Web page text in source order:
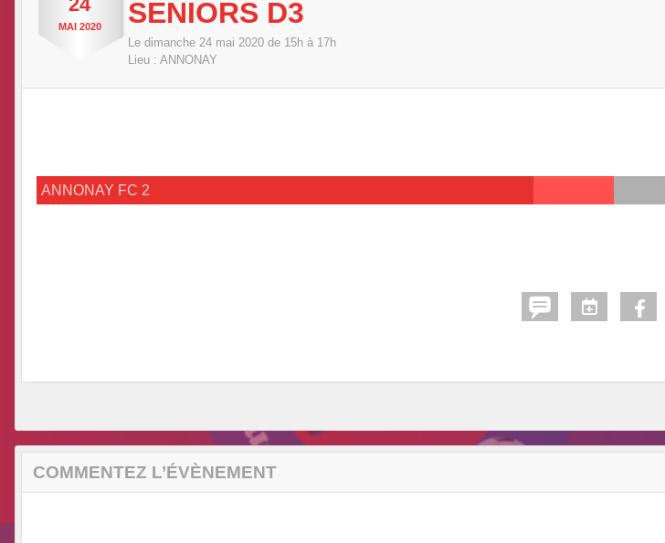
MAI 2020 SENIORS D3
Le dimanche 24 mai 2020 de 15h à 17h
Lieu : ANNONAY
ANNONAY FC 2
COMMENTEZ L’ÉVÈNEMENT